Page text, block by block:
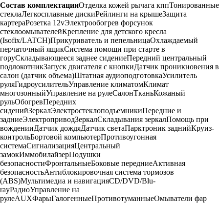
Состав комплектацииОтделка кожей рычага кппТонированные
стеклаЛегкосплавные дискиРейлинги на крышеЗащита
картераРозетка 12vЭлектрообогрев форсунок
стеклоомывателейКрепление для детского кресла
(Isofix/LATCH)Прикуриватель и пепельницаОхлаждаемый
перчаточный ящикСистема помощи при старте в
горуСкладывающееся заднее сидениеПередний центральный
подлокотникЗапуск двигателя с кнопкиДатчик проникновения в
салон (датчик объема)Штатная аудиоподготовкаУсилитель
руляГидроусилительУправление климатомКлимат
многозонныйУправление на рулеСалонТканьКожаный
рульОбогревПередних
сиденийЗеркалЭлектростеклоподъемникиПередние и
задниеЭлектроприводЗеркалСкладывания зеркалПомощь при
вожденииДатчик дождяДатчик светаПарктроник заднийКруиз-
контрольБортовой компьютерПротивоугонная
системаСигнализацияЦентральный
замокИммобилайзерПодушки
безопасностиФронтальныеБоковые передниеАктивная
безопасностьАнтиблокировочная система тормозов
(ABS)Мультимедиа и навигацияCD/DVD/Blu-
rayРадиоУправление на
рулеAUXФарыГалогенныеПротивотуманныеОмыватели фар